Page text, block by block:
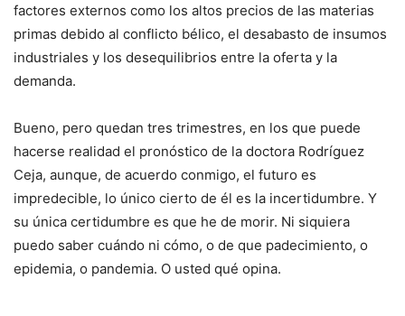
factores externos como los altos precios de las materias
primas debido al conflicto bélico, el desabasto de insumos
industriales y los desequilibrios entre la oferta y la
demanda.
Bueno, pero quedan tres trimestres, en los que puede
hacerse realidad el pronóstico de la doctora Rodríguez
Ceja, aunque, de acuerdo conmigo, el futuro es
impredecible, lo único cierto de él es la incertidumbre. Y
su única certidumbre es que he de morir. Ni siquiera
puedo saber cuándo ni cómo, o de que padecimiento, o
epidemia, o pandemia. O usted qué opina.